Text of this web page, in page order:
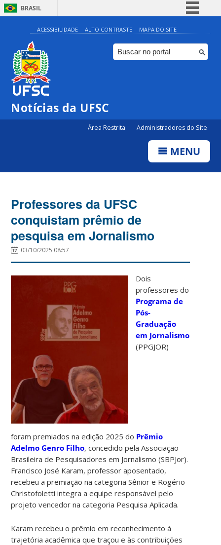
BRASIL
Simplifique!
Comunica BR
Participe
ACESSIBILIDADE ALTO CONTRASTE MAPA DO SITE
Notícias da UFSC
Área Restrita Administradores do Site
MENU
Professores da UFSC
conquistam prêmio de
pesquisa em Jornalismo
03/10/2025 08:57
Dois
professores do
Programa de
Pós-
Graduação
em Jornalismo
(PPGJOR)
foram premiados na edição 2025 do Prêmio
Adelmo Genro Filho, concedido pela Associação
Brasileira de Pesquisadores em Jornalismo (SBPJor).
Francisco José Karam, professor aposentado,
recebeu a premiação na categoria Sênior e Rogério
Christofoletti integra a equipe responsável pelo
projeto vencedor na categoria Pesquisa Aplicada.
Karam recebeu o prêmio em reconhecimento à
trajetória acadêmica que traçou e às contribuições